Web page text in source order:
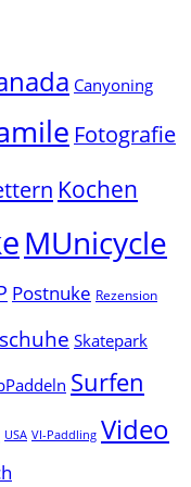
Canyoning
Fotografie
Kochen
MUnicycle
Postnuke Rezension
Skatepark
Surfen
USA VI-Paddling Video